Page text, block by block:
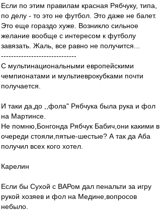
Если по этим правилам красная Рябчуку, типа,
по делу - то это не футбол. Это даже не балет.
Это еще гораздо хуже. Возникло сильное
желание вообще с интересом к футболу
завязать. Жаль, все равно не получится...
------------------------------
С мультинациональными европейскими
чемпионатами и мультиеврокубками почти
получается.
И таки да,до ,,фола" Рябчука была рука и фол
на Мартинсе.
Не помню,Бонгонда Рябчук Бабич,они какими в
очереди стояли,пятые-шестые? А так да Аба
получил всех кого хотел.
Карелин
Если бы Сухой с ВАРом дал пенальти за игру
рукой хозяев и фол на Медине,вопросов
небыло.